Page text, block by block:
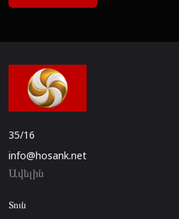
35/16
info@hosank.net
Ավելին
Տուն